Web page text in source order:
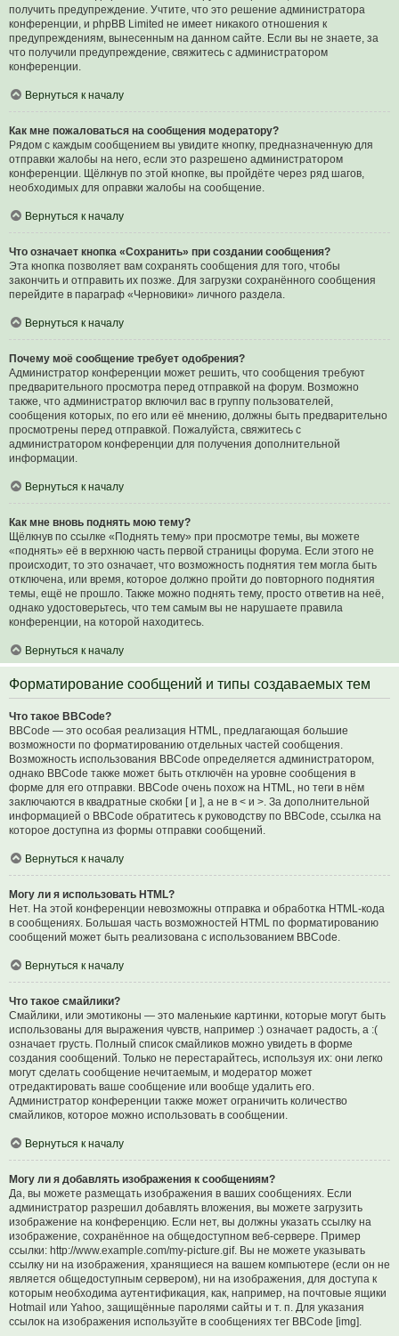
получить предупреждение. Учтите, что это решение администратора
конференции, и phpBB Limited не имеет никакого отношения к
предупреждениям, вынесенным на данном сайте. Если вы не знаете, за
что получили предупреждение, свяжитесь с администратором
конференции.
Вернуться к началу
Как мне пожаловаться на сообщения модератору?
Рядом с каждым сообщением вы увидите кнопку, предназначенную для
отправки жалобы на него, если это разрешено администратором
конференции. Щёлкнув по этой кнопке, вы пройдёте через ряд шагов,
необходимых для оправки жалобы на сообщение.
Вернуться к началу
Что означает кнопка «Сохранить» при создании сообщения?
Эта кнопка позволяет вам сохранять сообщения для того, чтобы
закончить и отправить их позже. Для загрузки сохранённого сообщения
перейдите в параграф «Черновики» личного раздела.
Вернуться к началу
Почему моё сообщение требует одобрения?
Администратор конференции может решить, что сообщения требуют
предварительного просмотра перед отправкой на форум. Возможно
также, что администратор включил вас в группу пользователей,
сообщения которых, по его или её мнению, должны быть предварительно
просмотрены перед отправкой. Пожалуйста, свяжитесь с
администратором конференции для получения дополнительной
информации.
Вернуться к началу
Как мне вновь поднять мою тему?
Щёлкнув по ссылке «Поднять тему» при просмотре темы, вы можете
«поднять» её в верхнюю часть первой страницы форума. Если этого не
происходит, то это означает, что возможность поднятия тем могла быть
отключена, или время, которое должно пройти до повторного поднятия
темы, ещё не прошло. Также можно поднять тему, просто ответив на неё,
однако удостоверьтесь, что тем самым вы не нарушаете правила
конференции, на которой находитесь.
Вернуться к началу
Форматирование сообщений и типы создаваемых тем
Что такое BBCode?
BBCode — это особая реализация HTML, предлагающая большие
возможности по форматированию отдельных частей сообщения.
Возможность использования BBCode определяется администратором,
однако BBCode также может быть отключён на уровне сообщения в
форме для его отправки. BBCode очень похож на HTML, но теги в нём
заключаются в квадратные скобки [ и ], а не в < и >. За дополнительной
информацией о BBCode обратитесь к руководству по BBCode, ссылка на
которое доступна из формы отправки сообщений.
Вернуться к началу
Могу ли я использовать HTML?
Нет. На этой конференции невозможны отправка и обработка HTML-кода
в сообщениях. Большая часть возможностей HTML по форматированию
сообщений может быть реализована с использованием BBCode.
Вернуться к началу
Что такое смайлики?
Смайлики, или эмотиконы — это маленькие картинки, которые могут быть
использованы для выражения чувств, например :) означает радость, а :(
означает грусть. Полный список смайликов можно увидеть в форме
создания сообщений. Только не перестарайтесь, используя их: они легко
могут сделать сообщение нечитаемым, и модератор может
отредактировать ваше сообщение или вообще удалить его.
Администратор конференции также может ограничить количество
смайликов, которое можно использовать в сообщении.
Вернуться к началу
Могу ли я добавлять изображения к сообщениям?
Да, вы можете размещать изображения в ваших сообщениях. Если
администратор разрешил добавлять вложения, вы можете загрузить
изображение на конференцию. Если нет, вы должны указать ссылку на
изображение, сохранённое на общедоступном веб-сервере. Пример
ссылки: http://www.example.com/my-picture.gif. Вы не можете указывать
ссылку ни на изображения, хранящиеся на вашем компьютере (если он не
является общедоступным сервером), ни на изображения, для доступа к
которым необходима аутентификация, как, например, на почтовые ящики
Hotmail или Yahoo, защищённые паролями сайты и т. п. Для указания
ссылок на изображения используйте в сообщениях тег BBCode [img].